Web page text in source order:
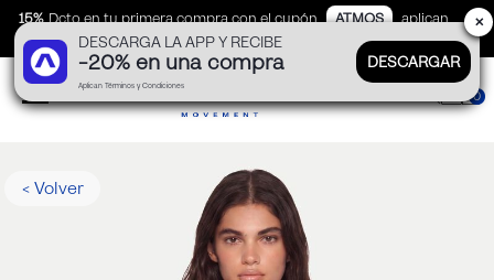
15% Dcto en tu primera compra con el cupón ATMOS
aplican
TyC
0
< Volver
DESCARGA LA APP Y RECIBE
-20% en una compra
Aplican Términos y Condiciones
DESCARGAR
✕